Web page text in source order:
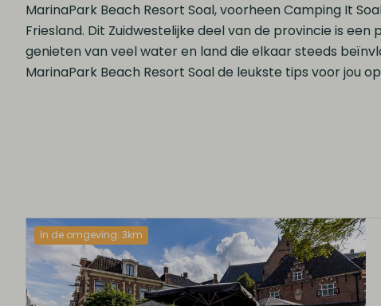
MarinaPark Beach Resort Soal, voorheen Camping It
Friesland. Dit Zuidwestelijke deel van de provincie is
genieten van veel water en land die elkaar steeds
MarinaPark Beach Resort Soal de leukste tips voor jou
In de omgeving: 3km